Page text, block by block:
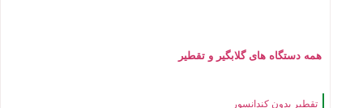
همه دستگاه های گلابگیر و تقطیر
تقطیر بدون کندانسور